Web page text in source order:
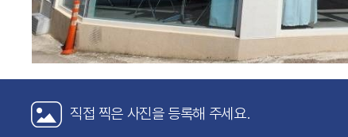
직접 찍은 사진을 등록해 주세요.